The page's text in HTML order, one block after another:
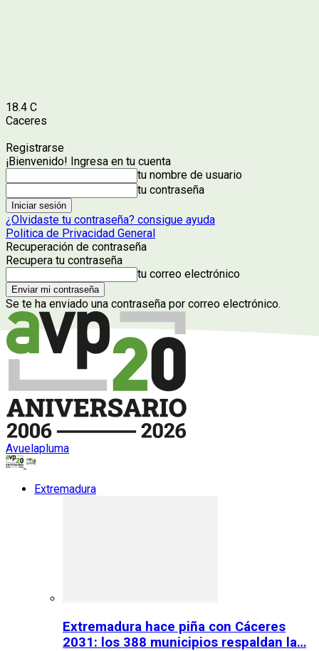
18.4 C
Caceres
Registrarse
¡Bienvenido! Ingresa en tu cuenta
tu nombre de usuario
tu contraseña
¿Olvidaste tu contraseña? consigue ayuda
Politica de Privacidad General
Recuperación de contraseña
Recupera tu contraseña
tu correo electrónico
Se te ha enviado una contraseña por correo electrónico.
Avuelapluma
Extremadura
Extremadura hace piña con Cáceres
2031: los 388 municipios respaldan la…